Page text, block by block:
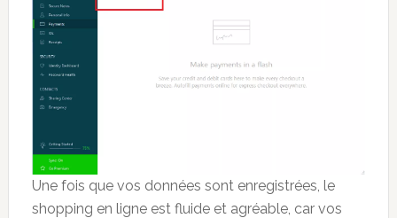
Une fois que vos données sont enregistrées, le
shopping en ligne est fluide et agréable, car vos